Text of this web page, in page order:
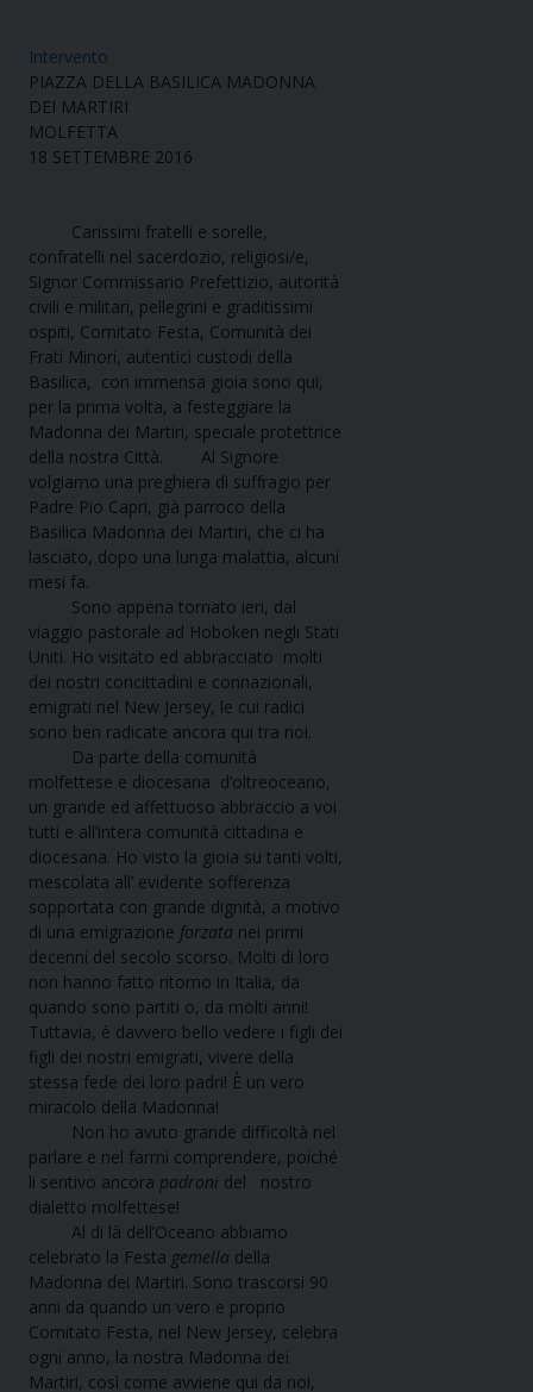
Intervento
PIAZZA DELLA BASILICA MADONNA
DEI MARTIRI
MOLFETTA
18 SETTEMBRE 2016
Carissimi fratelli e sorelle,
confratelli nel sacerdozio, religiosi/e,
Signor Commissario Prefettizio, autorità
civili e militari, pellegrini e graditissimi
ospiti, Comitato Festa, Comunità dei
Frati Minori, autentici custodi della
Basilica, con immensa gioia sono qui,
per la prima volta, a festeggiare la
Madonna dei Martiri, speciale protettrice
della nostra Città. Al Signore
volgiamo una preghiera di suffragio per
Padre Pio Capri, già parroco della
Basilica Madonna dei Martiri, che ci ha
lasciato, dopo una lunga malattia, alcuni
mesi fa.
Sono appena tornato ieri, dal
viaggio pastorale ad Hoboken negli Stati
Uniti. Ho visitato ed abbracciato molti
dei nostri concittadini e connazionali,
emigrati nel New Jersey, le cui radici
sono ben radicate ancora qui tra noi.
Da parte della comunità
molfettese e diocesana d’oltreoceano,
un grande ed affettuoso abbraccio a voi
tutti e all’intera comunità cittadina e
diocesana. Ho visto la gioia su tanti volti,
mescolata all’ evidente sofferenza
sopportata con grande dignità, a motivo
di una emigrazione forzata nei primi
decenni del secolo scorso. Molti di loro
non hanno fatto ritorno in Italia, da
quando sono partiti o, da molti anni!
Tuttavia, è davvero bello vedere i figli dei
figli dei nostri emigrati, vivere della
stessa fede dei loro padri! È un vero
miracolo della Madonna!
Non ho avuto grande difficoltà nel
parlare e nel farmi comprendere, poiché
li sentivo ancora padroni del nostro
dialetto molfettese!
Al di là dell’Oceano abbiamo
celebrato la Festa gemella della
Madonna dei Martiri. Sono trascorsi 90
anni da quando un vero e proprio
Comitato Festa, nel New Jersey, celebra
ogni anno, la nostra Madonna dei
Martiri, così come avviene qui da noi,